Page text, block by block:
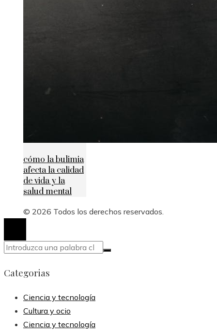
cómo la bulimia
afecta la calidad
de vida y la
salud mental
© 2026 Todos los derechos reservados.
Categorias
Ciencia y tecnología
Cultura y ocio
Ciencia y tecnología